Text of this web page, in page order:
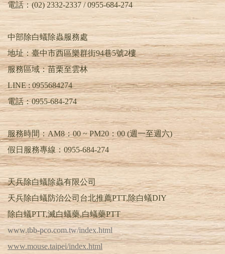
電話：(02) 2332-2337 / 0955-684-274
中部除白蟻除蟲服務處
地址：臺中市西區樂群街94巷5號2樓
服務區域：苗栗至雲林
LINE :0955684274
電話：0955-684-274
服務時間：AM8：00 ~ PM20：00 (週一至週六)
假日服務專線：0955-684-274
天兵除白蟻除蟲有限公司
天兵除白蟻防治公司台北推薦PTT,除白蟻DIY
除白蟻PTT,滅白蟻藥,白蟻藥PTT
www.tbb-pco.com.tw/index.html
www.mouse.taipei/index.html